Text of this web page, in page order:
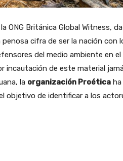
ONG Británica Global Witness,
cifra de ser la nación con
del medio ambiente en el
incautación de este material
la organización Proéticaha
objetivo de identificar a los